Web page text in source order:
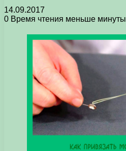
14.09.2017
0 Время чтения меньше минуты